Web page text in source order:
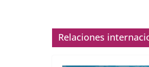
Relaciones